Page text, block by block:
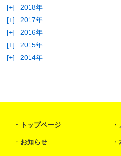
[+]
2018年
[+]
2017年
[+]
2016年
[+]
2015年
[+]
2014年
トップページ
お知らせ